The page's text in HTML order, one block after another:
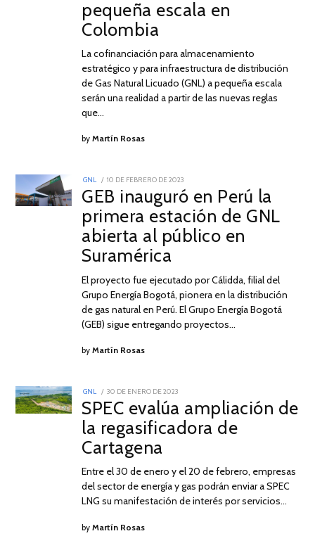
2023
pequeña escala en
Colombia
La cofinanciación para almacenamiento
estratégico y para infraestructura de distribución
de Gas Natural Licuado (GNL) a pequeña escala
serán una realidad a partir de las nuevas reglas
que…
byMartín Rosas
GNL
POSTED
ON
10 DE FEBRERO DE 2023
DE
FEBRERO
DE
2023
GEB inauguró en Perú la
primera estación de GNL
abierta al público en
Suramérica
El proyecto fue ejecutado por Cálidda, filial del
Grupo Energía Bogotá, pionera en la distribución
de gas natural en Perú. El Grupo Energía Bogotá
(GEB) sigue entregando proyectos…
byMartín Rosas
GNL
POSTED
ON
30 DE ENERO DE 2023
SPEC evalúa ampliación de
la regasificadora de
Cartagena
Entre el 30 de enero y el 20 de febrero, empresas
del sector de energía y gas podrán enviar a SPEC
LNG su manifestación de interés por servicios…
byMartín Rosas